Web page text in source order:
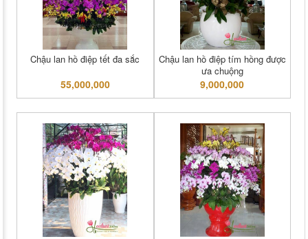
Chậu lan hồ điệp tết đa sắc
55,000,000
Chậu lan hồ điệp tím hồng được
ưa chuộng
9,000,000